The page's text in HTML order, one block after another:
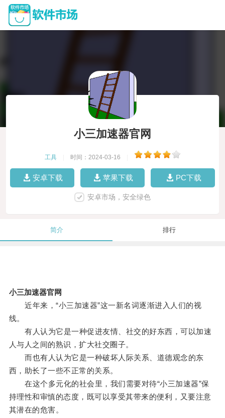
小三加速器官网
工具 时间：2024-03-16
安卓下载 苹果下载 PC下载
安卓市场，安全绿色
简介 排行
小三加速器官网
近年来，“小三加速器”这一新名词逐渐进入人们的视
线。
有人认为它是一种促进友情、社交的好东西，可以加速
人与人之间的熟识，扩大社交圈子。
而也有人认为它是一种破坏人际关系、道德观念的东
西，助长了一些不正常的关系。
在这个多元化的社会里，我们需要对待“小三加速器”保
持理性和审慎的态度，既可以享受其带来的便利，又要注意
其潜在的危害。